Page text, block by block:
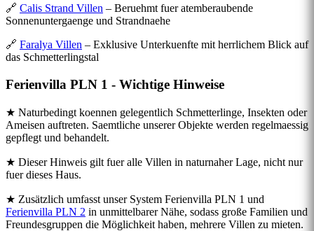
🔗 Calis Strand Villen – Beruehmt fuer atemberaubende
Sonnenuntergaenge und Strandnaehe
🔗 Faralya Villen – Exklusive Unterkuenfte mit herrlichem Blick auf
das Schmetterlingstal
Ferienvilla PLN 1 - Wichtige Hinweise
★ Naturbedingt koennen gelegentlich Schmetterlinge, Insekten oder
Ameisen auftreten. Saemtliche unserer Objekte werden regelmaessig
gepflegt und behandelt.
★ Dieser Hinweis gilt fuer alle Villen in naturnaher Lage, nicht nur
fuer dieses Haus.
★ Zusätzlich umfasst unser System Ferienvilla PLN 1 und
Ferienvilla PLN 2 in unmittelbarer Nähe, sodass große Familien und
Freundesgruppen die Möglichkeit haben, mehrere Villen zu mieten.